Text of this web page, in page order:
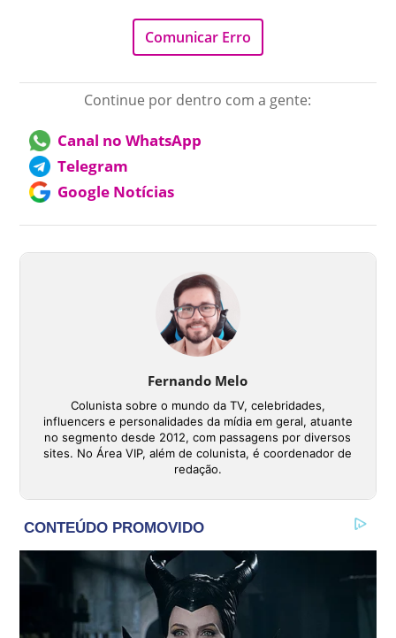
Comunicar Erro
Continue por dentro com a gente:
Canal no WhatsApp
Telegram
Google Notícias
Fernando Melo
Colunista sobre o mundo da TV, celebridades,
influencers e personalidades da mídia em geral, atuante
no segmento desde 2012, com passagens por diversos
sites. No Área VIP, além de colunista, é coordenador de
redação.